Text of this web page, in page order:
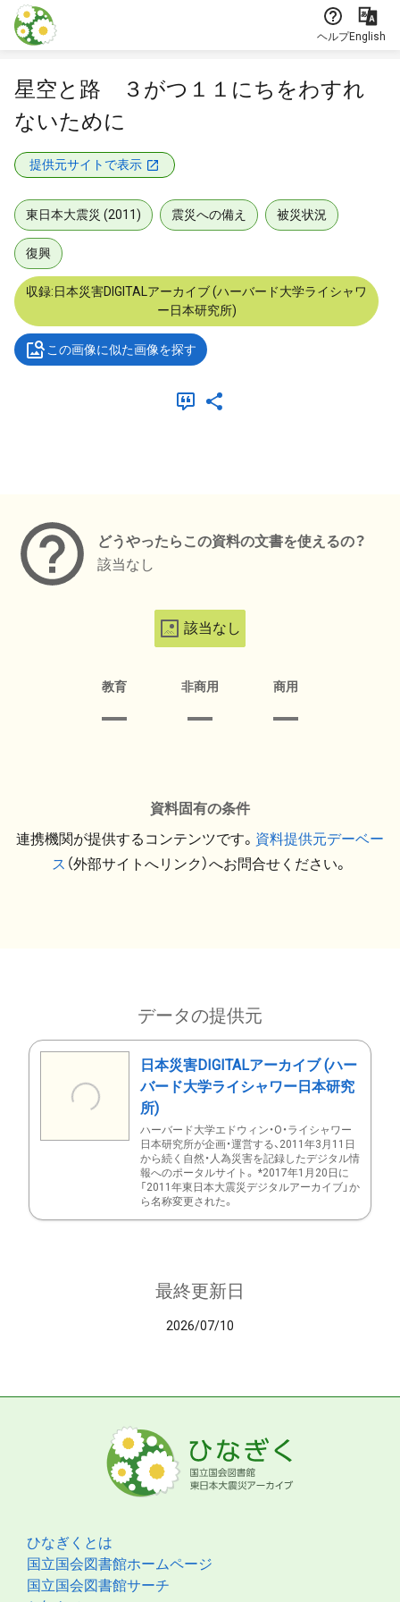
本文に飛ぶ
ヘルプEnglish
星空と路 ３がつ１１にちをわすれ
ないために
提供元サイトで表示
東日本大震災 (2011) 震災への備え 被災状況
復興
収録:日本災害DIGITALアーカイブ (ハーバード大学ライシャワ
ー日本研究所)
この画像に似た画像を探す
どうやったらこの資料の文書を使えるの？
該当なし
該当なし
教育 非商用 商用
資料固有の条件
連携機関が提供するコンテンツです。 資料提供元デーベー
ス （外部サイトへリンク）へお問合せください。
データの提供元
日本災害DIGITALアーカイブ (ハー
バード大学ライシャワー日本研究
所)
ハーバード大学エドウィン・O・ライシャワー
日本研究所が企画・運営する、2011年3月11日
から続く自然・人為災害を記録したデジタル情
報へのポータルサイト。 *2017年1月20日に
「2011年東日本大震災デジタルアーカイブ」か
ら名称変更された。
最終更新日
2026/07/10
ひなぎくとは
国立国会図書館ホームページ
国立国会図書館サーチ